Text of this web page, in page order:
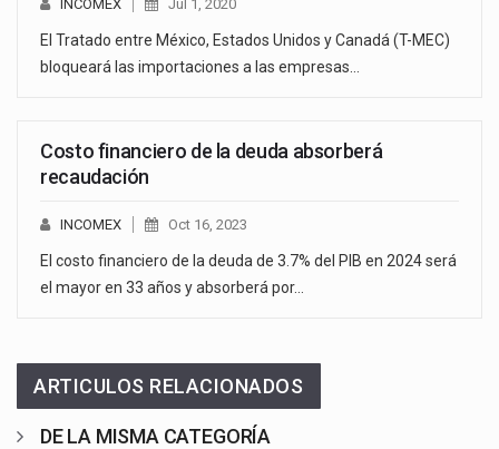
INCOMEX Jul 1, 2020
El Tratado entre México, Estados Unidos y Canadá (T-MEC)
bloqueará las importaciones a las empresas…
Costo financiero de la deuda absorberá
recaudación
INCOMEX Oct 16, 2023
El costo financiero de la deuda de 3.7% del PIB en 2024 será
el mayor en 33 años y absorberá por…
ARTICULOS RELACIONADOS
DE LA MISMA CATEGORÍA